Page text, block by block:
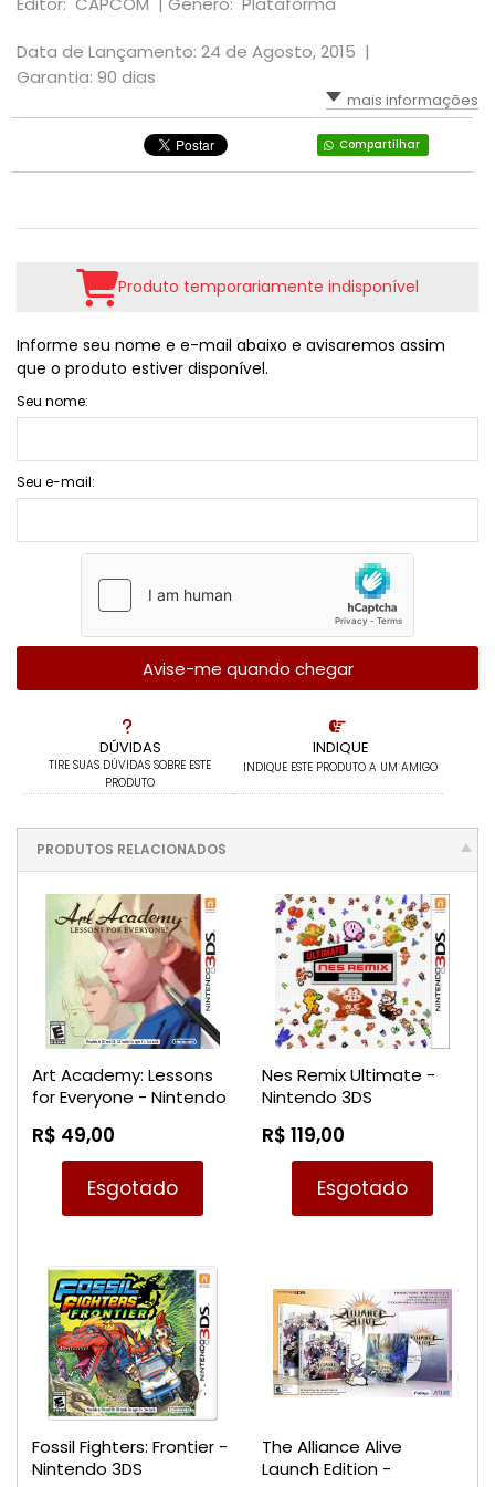
TIRO: 3ª PESSOA
VR - REALIDADE VIRTUAL
PLATAFORMA
TIRO; 3ª PESSOA
SIMULADOR
TIRO: 3ª PESSOA
Data de Lançamento: 24 de Agosto, 2015 |
Garantia: 90 dias
mais informações
Compartilhar
DÚVIDAS
TIRE SUAS DÚVIDAS SOBRE ESTE
PRODUTO
INDIQUE
INDIQUE ESTE PRODUTO A UM AMIGO
Produto temporariamente indisponível
Informe seu nome e e-mail abaixo e avisaremos assim
que o produto estiver disponível.
Seu nome:
Seu e-mail:
Avise-me quando chegar
PRODUTOS RELACIONADOS
Art Academy: Lessons
for Everyone - Nintendo
R$ 49,00
Esgotado
Nes Remix Ultimate -
Nintendo 3DS
R$ 119,00
Esgotado
Fossil Fighters: Frontier -
Nintendo 3DS
The Alliance Alive
Launch Edition -